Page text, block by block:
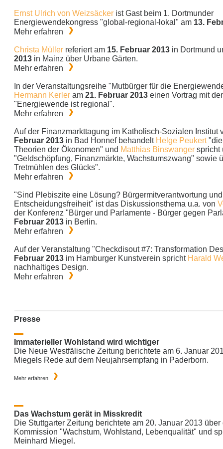
Ernst Ulrich von Weizsäcker ist Gast beim 1. Dortmunder
Energiewendekongress "global-regional-lokal" am 13.
Mehr erfahren
Christa Müller referiert am 15. Februar 2013 in Dortmund
2013 in Mainz über Urbane Gärten.
Mehr erfahren
In der Veranstaltungsreihe "Mutbürger für die
Hermann Kerler am 21. Februar 2013 einen Vortrag mit
"Energiewende ist regional".
Mehr erfahren
Auf der Finanzmarkttagung im Katholisch-Sozialen Institut
Februar 2013 in Bad Honnef behandelt Helge Peukert"die
Theorien der Ökonomen" und Matthias Binswanger spricht
"Geldschöpfung, Finanzmärkte, Wachstumszwang" sowie
Tretmühlen des Glücks".
Mehr erfahren
"Sind Plebiszite eine Lösung? Bürgermitverantwortung
Entscheidungsfreiheit" ist das Diskussionsthema u.a. von
der Konferenz "Bürger und Parlamente - Bürger gegen
Februar 2013 in Berlin.
Mehr erfahren
Auf der Veranstaltung "Checkdisout #7: Transformation
Februar 2013 im Hamburger Kunstverein spricht Harald
nachhaltiges Design.
Mehr erfahren
Presse
Immaterieller Wohlstand wird wichtiger
Die Neue Westfälische Zeitung berichtete am 6. Januar
Miegels Rede auf dem Neujahrsempfang in Paderborn.
Mehr erfahren
Das Wachstum gerät in Misskredit
Die Stuttgarter Zeitung berichtete am 20. Januar 2013
Kommission "Wachstum, Wohlstand, Lebenqualität" und
Meinhard Miegel.